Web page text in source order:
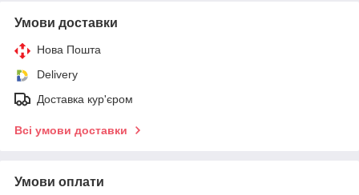
Умови доставки
Нова Пошта
Delivery
Доставка кур'єром
Всі умови доставки
Умови оплати